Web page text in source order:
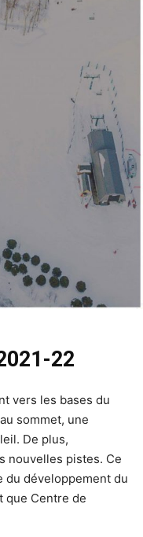
22
vers les bases du
sommet, une
De plus,
nouvelles pistes. Ce
du développement du
que Centre de